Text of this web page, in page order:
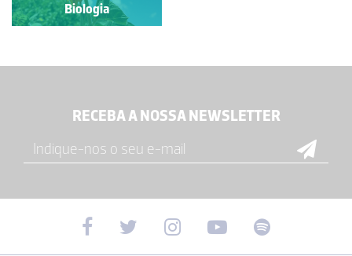
Biologia
RECEBA A NOSSA NEWSLETTER